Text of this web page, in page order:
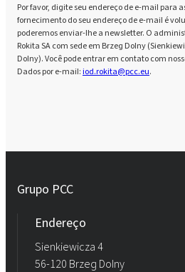
Por favor, digite seu endereço de e-mail para
fornecimento do seu endereço de e-mail é
poderemos enviar-lhe a newsletter. O
Rokita SA com sede em Brzeg Dolny
Dolny). Você pode entrar em contato com
Dados por e-mail:iod.rokita@pcc.eu.
Grupo PCC
Endereço
Sienkiewicza 4
56-120 Brzeg Dolny